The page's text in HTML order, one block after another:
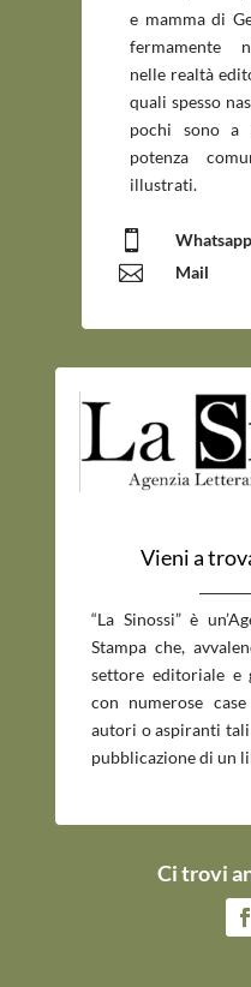
e mamma di
fermamente
nelle realtà
quali spesso
pochi sono a
potenza
illustrati.
 Whatsapp
 Mail
Vieni a
“La Sinossi” è
Stampa che,
settore editoriale e
con numerose
autori o aspiranti
pubblicazione di un
Ci trovi